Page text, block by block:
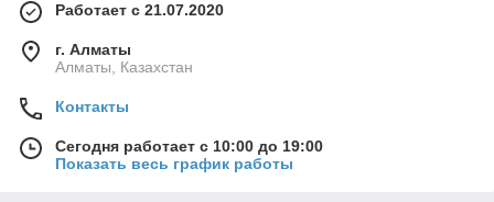
Работает с 21.07.2020
г. Алматы
Алматы, Казахстан
Контакты
Сегодня работает с 10:00 до 19:00
Показать весь график работы